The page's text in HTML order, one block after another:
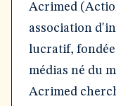
Acrimed
association
lucratif, fondée
médias né du
Acrimed